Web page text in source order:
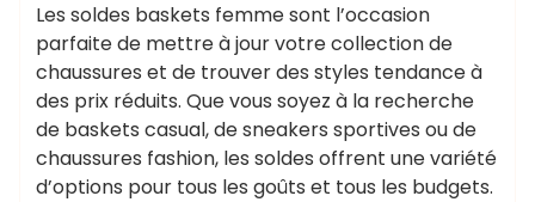
Les soldes baskets femme sont l’occasion
parfaite de mettre à jour votre collection de
chaussures et de trouver des styles tendance à
des prix réduits. Que vous soyez à la recherche
de baskets casual, de sneakers sportives ou de
chaussures fashion, les soldes offrent une variété
d’options pour tous les goûts et tous les budgets.